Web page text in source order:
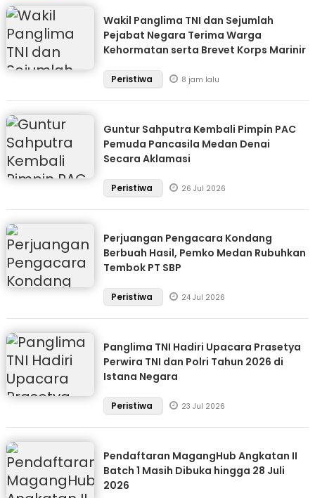
Wakil Panglima TNI dan Sejumlah
Pejabat Negara Terima Warga
Kehormatan serta Brevet Korps Marinir
Peristiwa 8 jam lalu
Guntur Sahputra Kembali Pimpin PAC
Pemuda Pancasila Medan Denai
Secara Aklamasi
Peristiwa 26 Jul 2026
Perjuangan Pengacara Kondang
Berbuah Hasil, Pemko Medan Rubuhkan
Tembok PT SBP
Peristiwa 24 Jul 2026
Panglima TNI Hadiri Upacara Prasetya
Perwira TNI dan Polri Tahun 2026 di
Istana Negara
Peristiwa 23 Jul 2026
Pendaftaran MagangHub Angkatan II
Batch 1 Masih Dibuka hingga 28 Juli
2026